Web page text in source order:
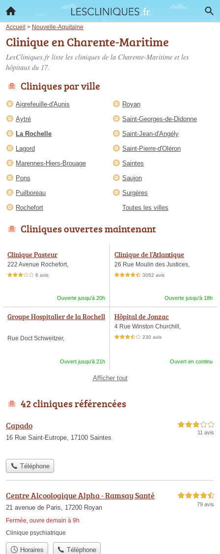
Accueil > Nouvelle-Aquitaine
Clinique en Charente-Maritime
LesCliniques.fr liste les cliniques de la Charente-Maritime et les
hôpitaux du 17.
Cliniques par ville
Aigrefeuille-d'Aunis
Aytré
La Rochelle
Lagord
Marennes-Hiers-Brouage
Pons
Puilboreau
Rochefort
Royan
Saint-Georges-de-Didonne
Saint-Jean-d'Angély
Saint-Pierre-d'Oléron
Saintes
Saujon
Surgères
Toutes les villes
Cliniques ouvertes maintenant
Clinique Pasteur
222 Avenue Rochefort,
3,0 étoiles sur 5 6 avis
Ouverte jusqu'à 20h
Clinique de l'Atlantique
26 Rue Moulin des Justices,
4,5 étoiles sur 5 3062 avis
Ouverte jusqu'à 18h
Groupe Hospitalier de la Rochell
x)
Rue Doct Schweitzer,
Ouvert jusqu'à 21h
Hôpital de Jonzac
4 Rue Winston Churchill,
3,5 étoiles sur 5 230 avis
Ouvert en continu
Afficher tout
42 cliniques référencées
Capado
16 Rue Saint-Eutrope, 17100 Saintes
3,0 étoiles sur 5
11 avis
Téléphone
Centre Alcoologique Alpha - Ramsay Santé
21 avenue de Paris, 17200 Royan
Fermée, ouvre demain à 9h
4,5 étoiles sur 5
79 avis
Clinique psychiatrique
Horaires Téléphone